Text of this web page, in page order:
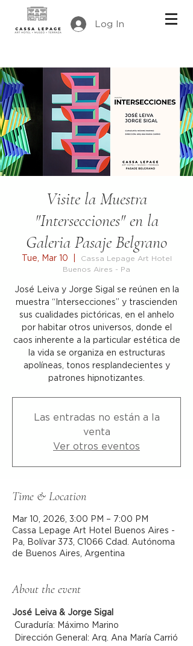
Log In
Visite la Muestra
"Intersecciones" en la
Galeria Pasaje Belgrano
Tue, Mar 10
Cassa Lepage Art Hotel
Buenos Aires - Pa
José Leiva y Jorge Sigal se reúnen en la
muestra “Intersecciones” y trascienden
sus cualidades pictóricas, en el anhelo
por habitar otros universos, donde el
caos inherente a la particular estética de
la vida se organiza en estructuras
apolíneas, tonos resplandecientes y
patrones hipnotizantes.
Las entradas no están a la
venta
Ver otros eventos
Time & Location
Mar 10, 2026, 3:00 PM – 7:00 PM
Cassa Lepage Art Hotel Buenos Aires -
Pa, Bolívar 373, C1066 Cdad. Autónoma
de Buenos Aires, Argentina
About the event
José Leiva & Jorge Sigal
Curaduría: Máximo Marino
Dirección General: Arq. Ana María Carrió